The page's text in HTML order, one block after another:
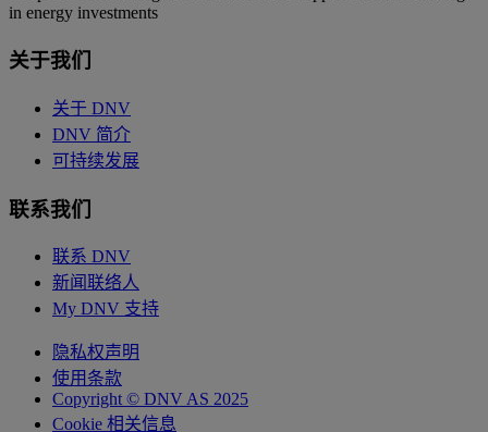
in energy investments
关于我们
关于 DNV
DNV 简介
可持续发展
联系我们
联系 DNV
新闻联络人
My DNV 支持
隐私权声明
使用条款
Copyright © DNV AS 2025
Cookie 相关信息